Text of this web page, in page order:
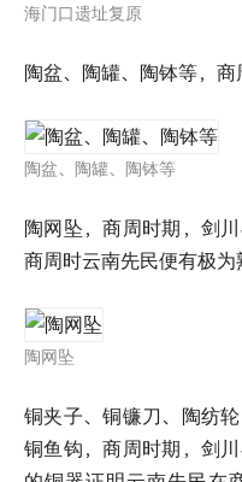
海门口遗址复原
陶盆、陶罐、陶钵等，商
陶盆、陶罐、陶钵等
陶网坠，商周时期，剑
商周时云南先民便有极为
陶网坠
铜夹子、铜镰刀、陶纺
铜鱼钩，商周时期，剑